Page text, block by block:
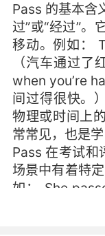
Pass 的基本含
过”或“经过”。
移动。例如：
（汽车通过
when you’re
间过得很快。
物理或时间上
常常见，也是
Pass 在考试和
场景中有着特
如： She
（她以优异的